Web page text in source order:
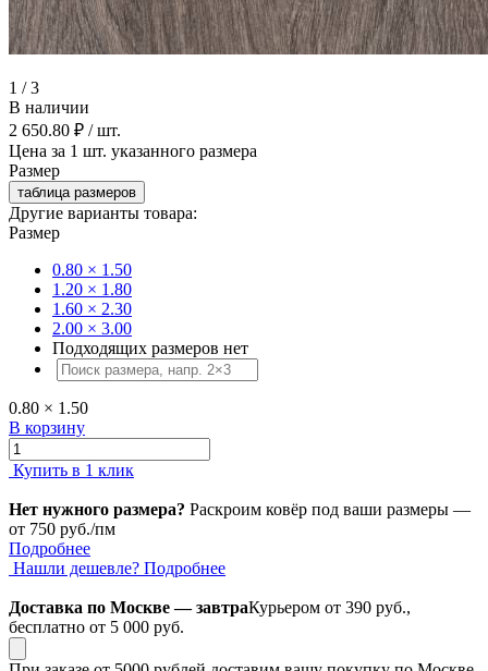
1 / 3
В наличии
2 650.80 ₽ / шт.
Цена за 1 шт. указанного размера
Размер
таблица размеров
Другие варианты товара:
Размер
0.80 × 1.50
1.20 × 1.80
1.60 × 2.30
2.00 × 3.00
Подходящих размеров нет
0.80 × 1.50
В корзину
Купить в 1 клик
Нет нужного размера? Раскроим ковёр под ваши размеры —
от 750 руб./пм
Подробнее
Нашли дешевле? Подробнее
Доставка по Москве — завтраКурьером от 390 руб.,
бесплатно от 5 000 руб.